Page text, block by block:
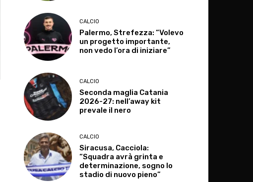
CALCIO
Palermo, Strefezza: “Volevo
un progetto importante,
non vedo l’ora di iniziare”
CALCIO
Seconda maglia Catania
2026-27: nell’away kit
prevale il nero
CALCIO
Siracusa, Cacciola:
“Squadra avrà grinta e
determinazione, sogno lo
stadio di nuovo pieno”